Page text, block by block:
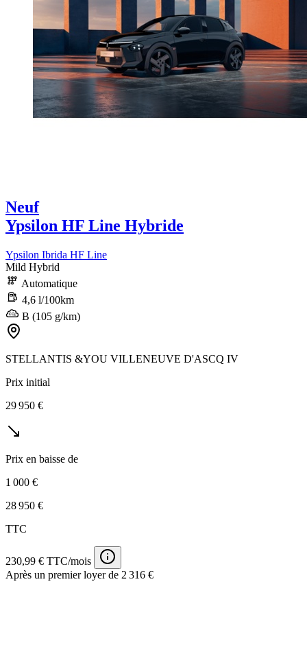
Neuf
Ypsilon HF Line Hybride
Ypsilon Ibrida HF Line
Mild Hybrid
Automatique
4,6 l/100km
B (105 g/km)
STELLANTIS &YOU VILLENEUVE D'ASCQ IV
Prix initial
29 950 €
Prix en baisse de
1 000 €
28 950 €
TTC
230,99 € TTC/mois
Après un premier loyer de 2 316 €